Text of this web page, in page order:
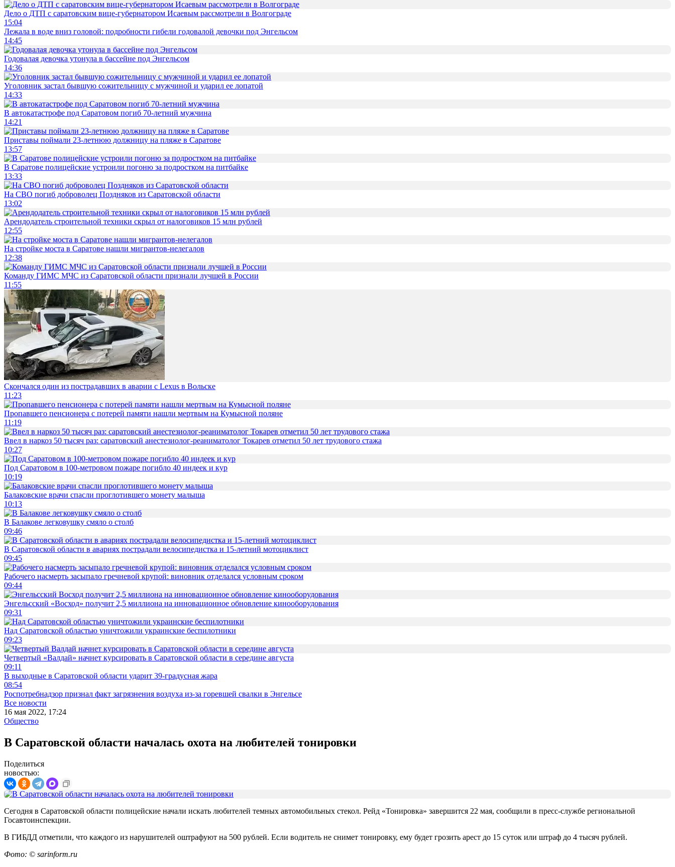
Дело о ДТП с саратовским вице-губернатором Исаевым рассмотрели в Волгограде
15:04
Лежала в воде вниз головой: подробности гибели годовалой девочки под Энгельсом
14:45
Годовалая девочка утонула в бассейне под Энгельсом
14:36
Уголовник застал бывшую сожительницу с мужчиной и ударил ее лопатой
14:33
В автокатастрофе под Саратовом погиб 70-летний мужчина
14:21
Приставы поймали 23-летнюю должницу на пляже в Саратове
13:57
В Саратове полицейские устроили погоню за подростком на питбайке
13:33
На СВО погиб доброволец Поздняков из Саратовской области
13:02
Арендодатель строительной техники скрыл от налоговиков 15 млн рублей
12:55
На стройке моста в Саратове нашли мигрантов-нелегалов
12:38
Команду ГИМС МЧС из Саратовской области признали лучшей в России
11:55
Скончался один из пострадавших в аварии c Lexus в Вольске
11:23
Пропавшего пенсионера с потерей памяти нашли мертвым на Кумысной поляне
11:19
Ввел в наркоз 50 тысяч раз: саратовский анестезиолог-реаниматолог Токарев отметил 50 лет трудового стажа
10:27
Под Саратовом в 100-метровом пожаре погибло 40 индеек и кур
10:19
Балаковские врачи спасли проглотившего монету малыша
10:13
В Балакове легковушку смяло о столб
09:46
В Саратовской области в авариях пострадали велосипедистка и 15-летний мотоциклист
09:45
Рабочего насмерть засыпало гречневой крупой: виновник отделался условным сроком
09:44
Энгельсский «Восход» получит 2,5 миллиона на инновационное обновление кинооборудования
09:31
Над Саратовской областью уничтожили украинские беспилотники
09:23
Четвертый «Валдай» начнет курсировать в Саратовской области в середине августа
09:11
В выходные в Саратовской области ударит 39-градусная жара
08:54
Роспотребнадзор признал факт загрязнения воздуха из-за горевшей свалки в Энгельсе
Все новости
16 мая 2022, 17:24
Общество
В Саратовской области началась охота на любителей тонировки
Поделиться
новостью:
Сегодня в Саратовской области полицейские начали искать любителей темных автомобильных стекол. Рейд «Тонировка» завершится 22 мая, сообщили в пресс-службе региональной
Госавтоинспекции.
В ГИБДД отметили, что каждого из нарушителей оштрафуют на 500 рублей. Если водитель не снимет тонировку, ему будет грозить арест до 15 суток или штраф до 4 тысяч рублей.
Фото: © sarinform.ru